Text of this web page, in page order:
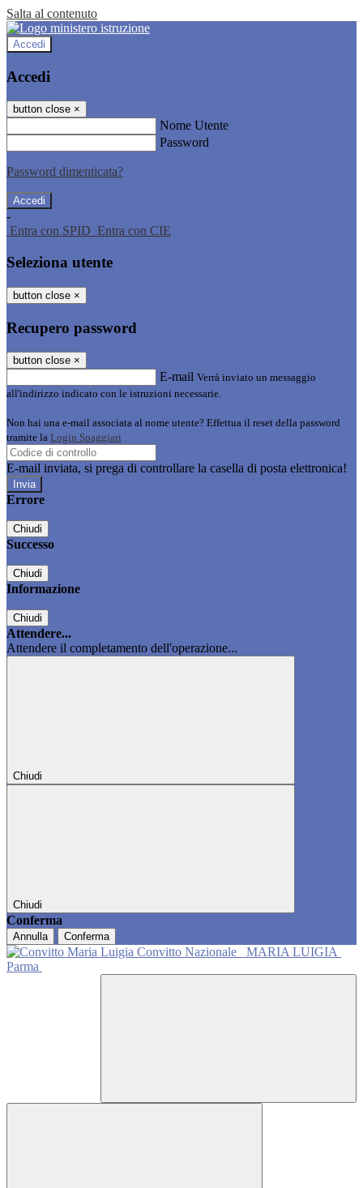
Salta al contenuto
Accedi
Accedi
button close ×
Nome Utente
Password
Password dimenticata?
-
Entra con SPID Entra con CIE
Seleziona utente
button close ×
Recupero password
button close ×
E-mail Verrà inviato un messaggio
all'indirizzo indicato con le istruzioni necessarie.
Non hai una e-mail associata al nome utente? Effettua il reset della password
tramite la Login Spaggiari
E-mail inviata, si prega di controllare la casella di posta elettronica!
Errore
Chiudi
Successo
Chiudi
Informazione
Chiudi
Attendere...
Attendere il completamento dell'operazione...
Chiudi
Chiudi
Conferma
Annulla Conferma
Convitto Nazionale
MARIA LUIGIA
Parma